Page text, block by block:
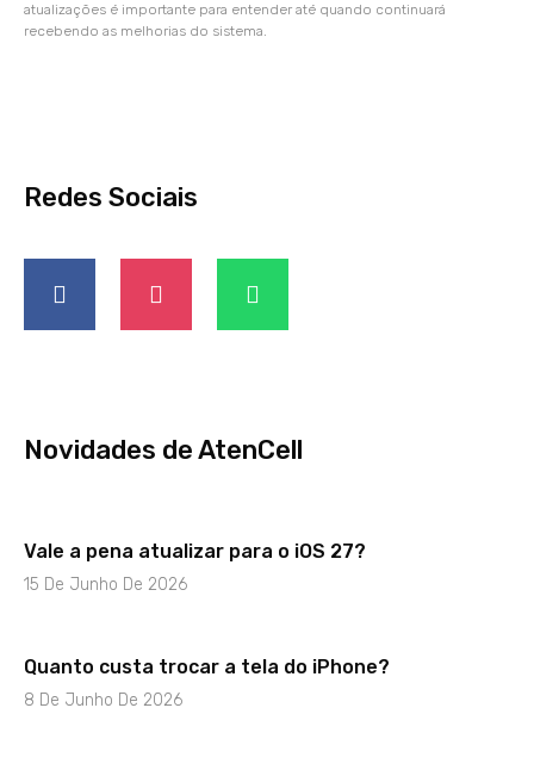
atualizações é importante para entender até quando continuará
recebendo as melhorias do sistema.
Redes Sociais
Novidades de AtenCell
Vale a pena atualizar para o iOS 27?
15 De Junho De 2026
Quanto custa trocar a tela do iPhone?
8 De Junho De 2026